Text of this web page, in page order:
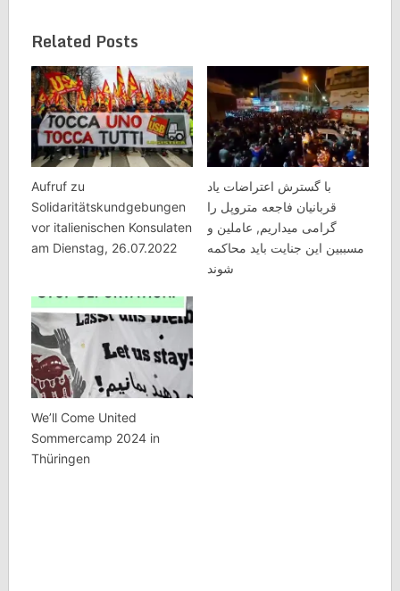
Related Posts
Aufruf zu
Solidaritätskundgebungen
vor italienischen Konsulaten
am Dienstag, 26.07.2022
با گسترش اعتراضات یاد
قربانیان فاجعه متروپل را
گرامی میداریم, عاملین و
مسببین این جنایت باید محاکمه
شوند
We’ll Come United
Sommercamp 2024 in
Thüringen